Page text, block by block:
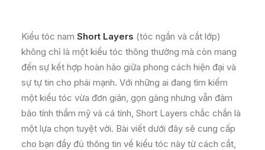
Kiểu tóc nam Short Layers (tóc ngắn và cắt lớp)
không chỉ là một kiểu tóc thông thường mà còn mang
đến sự kết hợp hoàn hảo giữa phong cách hiện đại và
sự tự tin cho phái mạnh. Với những ai đang tìm kiếm
một kiểu tóc vừa đơn giản, gọn gàng nhưng vẫn đảm
bảo tính thẩm mỹ và cá tính, Short Layers chắc chắn là
một lựa chọn tuyệt vời. Bài viết dưới đây sẽ cung cấp
cho bạn đầy đủ thông tin về kiểu tóc này từ cách cắt,